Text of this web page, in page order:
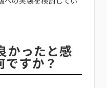
ったと感
ですか？